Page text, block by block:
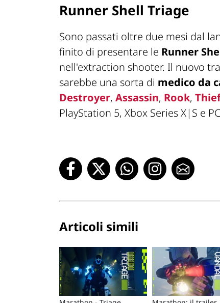
Runner Shell Triage
Sono passati oltre due mesi dal
finito di presentare le Runner
nell'extraction shooter. Il nuovo
sarebbe una sorta di medico da
Destroyer, Assassin, Rook,
PlayStation 5, Xbox Series X|S e PC
Articoli simili